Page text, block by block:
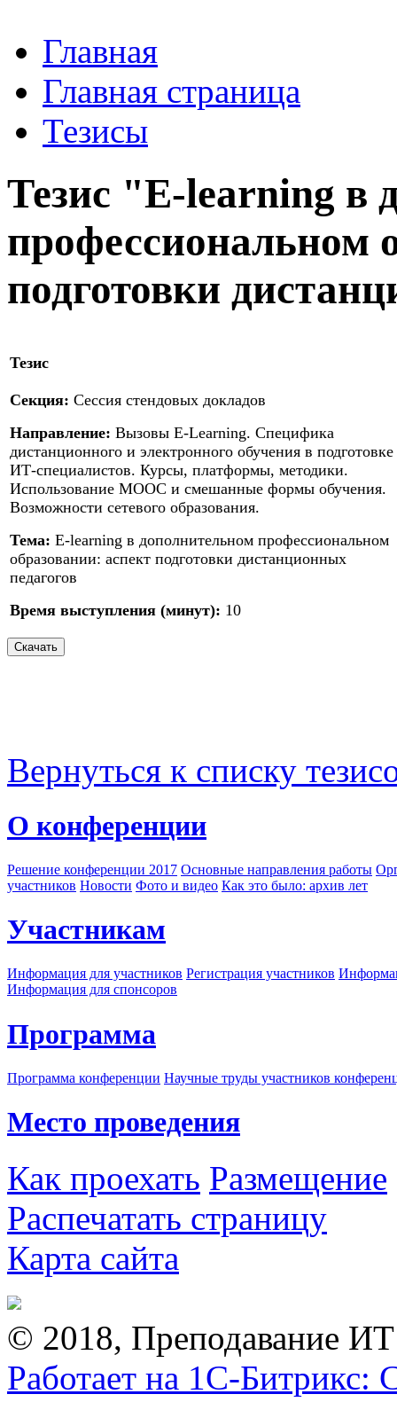
Главная
Главная страница
Тезисы
Тезис "E-learning в
профессиональном
подготовки
Тезис
Секция: Сессия стендовых докладов
Направление: Вызовы E-Learning. Специфика
дистанционного и электронного обучения в подготовке
ИТ-специалистов. Курсы, платформы, методики.
Использование МООС и смешанные формы обучения.
Возможности сетевого образования.
Тема: E-learning в дополнительном профессиональном
образовании: аспект подготовки дистанционных
педагогов
Время выступления (минут): 10
Вернуться к списку
О конференции
Решение конференции 2017 Основные направления работы
участников Новости Фото и видео Как это было: архив лет
Участникам
Информация для участников Регистрация участников
Информация для спонсоров
Программа
Программа конференции Научные труды участников
Место проведения
Как проехать Размещение
Распечатать страницу
Карта сайта
© 2018, Преподавание
Работает на 1С-Битрикс: